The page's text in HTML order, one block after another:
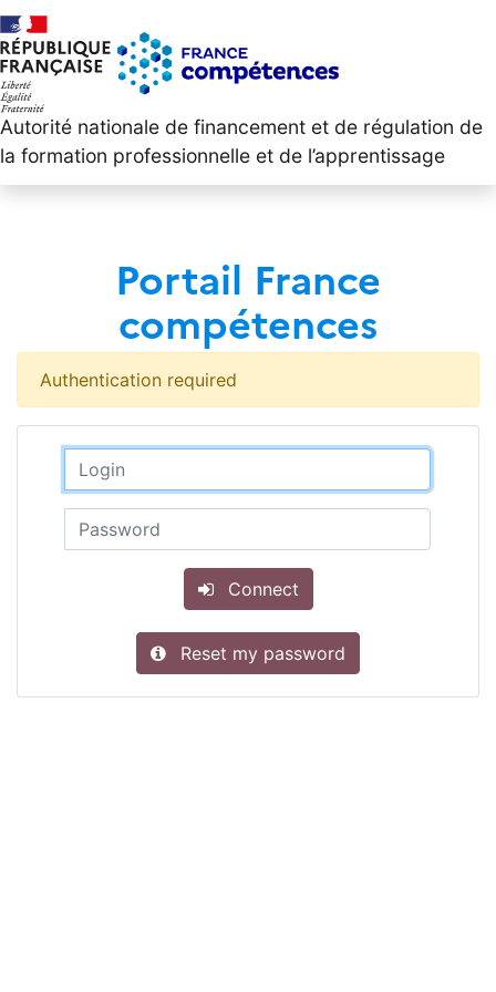
Autorité nationale de financement et de régulation de
la formation professionnelle et de l’apprentissage
Portail France
compétences
Authentication required
Connect
Reset my password